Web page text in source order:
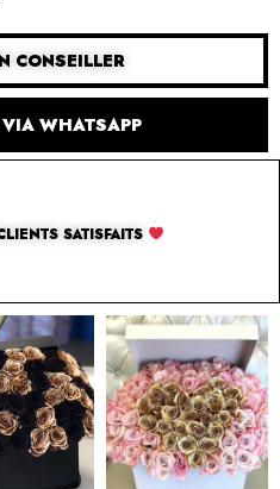
CONSEILLER
WHATSAPP
SATISFAITS